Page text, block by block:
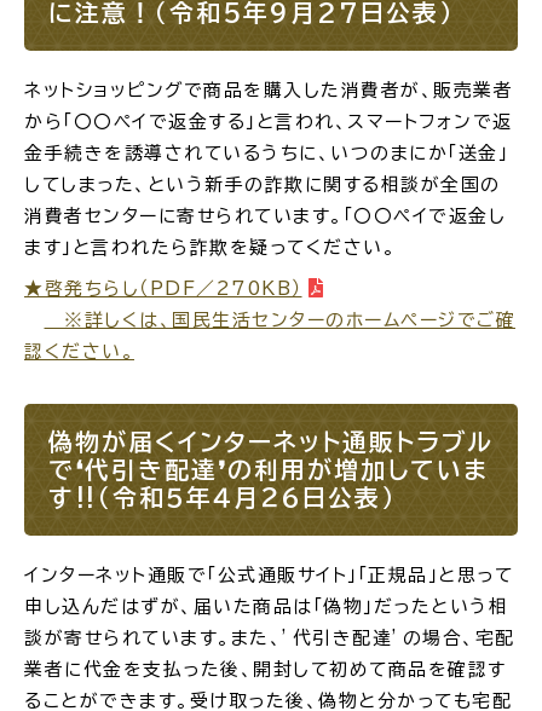
に注意！（令和5年9月27日公表）
ネットショッピングで商品を購入した消費者が、販売業者
から「〇〇ペイで返金する」と言われ、スマートフォンで返
金手続きを誘導されているうちに、いつのまにか「送金」
してしまった、という新手の詐欺に関する相談が全国の
消費者センターに寄せられています。「〇〇ペイで返金し
ます」と言われたら詐欺を疑ってください。
★啓発ちらし（PDF／270KB）
※詳しくは、国民生活センターのホームページでご確
認ください。
偽物が届くインターネット通販トラブル
で❛代引き配達❜の利用が増加していま
す‼（令和５年４月２６日公表）
インターネット通販で「公式通販サイト」「正規品」と思って
申し込んだはずが、届いた商品は「偽物」だったという相
談が寄せられています。また、’代引き配達’の場合、宅配
業者に代金を支払った後、開封して初めて商品を確認す
ることができます。受け取った後、偽物と分かっても宅配